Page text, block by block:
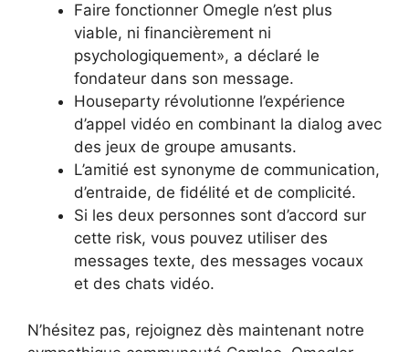
Faire fonctionner Omegle n’est plus
viable, ni financièrement ni
psychologiquement», a déclaré le
fondateur dans son message.
Houseparty révolutionne l’expérience
d’appel vidéo en combinant la dialog avec
des jeux de groupe amusants.
L’amitié est synonyme de communication,
d’entraide, de fidélité et de complicité.
Si les deux personnes sont d’accord sur
cette risk, vous pouvez utiliser des
messages texte, des messages vocaux
et des chats vidéo.
N’hésitez pas, rejoignez dès maintenant notre